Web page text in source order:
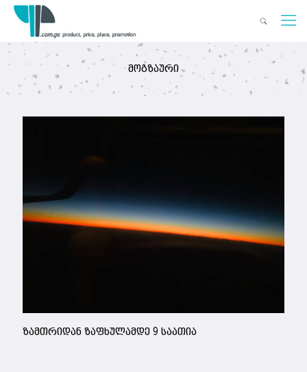
მოგზაური
ზამთრიდან ზაფხულამდე 9 საათია